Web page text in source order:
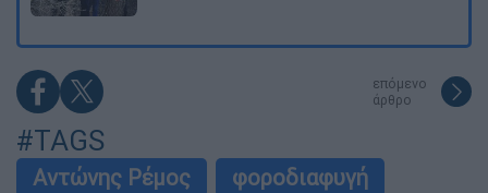
επόμενο
άρθρο
#TAGS
Αντώνης Ρέμος
φοροδιαφυγή